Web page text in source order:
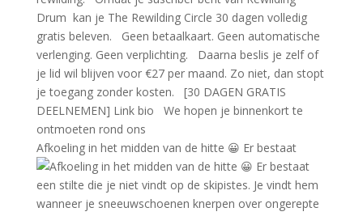
Afkoeling in het midden van de hitte 😀 Er bestaat